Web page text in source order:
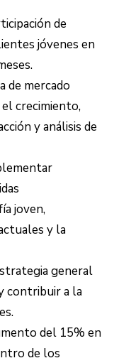
de
jóvenes en
de mercado
crecimiento,
y análisis de
joven,
y la
general
contribuir a la
del 15% en
de los